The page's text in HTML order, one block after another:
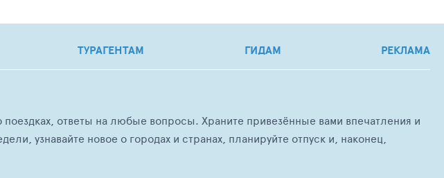
ТУРАГЕНТАМ ГИДАМ РЕКЛАМА
ответы на любые вопросы. Храните привезённые вами впечатления и
узнавайте новое о городах и странах, планируйте отпуск и, наконец,